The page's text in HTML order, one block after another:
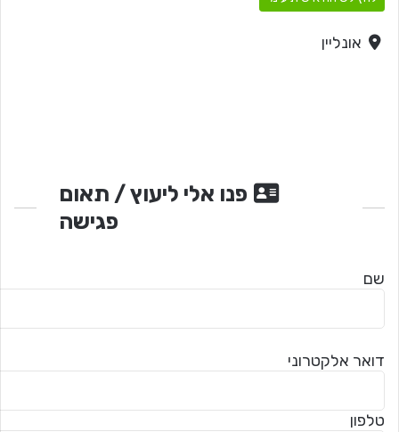
אונליין
פנו אלי ליעוץ / תאום
פגישה
שם
דואר אלקטרוני
טלפון